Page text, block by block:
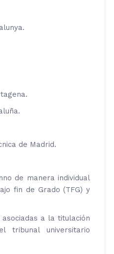
de Madrid.
de manera individual
fin de Grado (TFG) y
a la titulación
tribunal universitario